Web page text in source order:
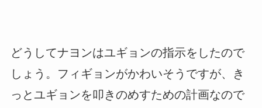
どうしてナヨンはユギョンの指示をしたので
しょう。フィギョンがかわいそうですが、き
っとユギョンを叩きのめすための計画なので